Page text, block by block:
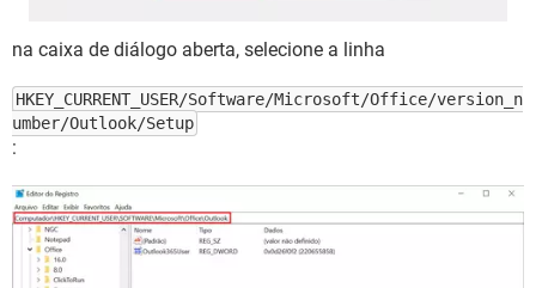
na caixa de diálogo aberta, selecione a linha
HKEY_CURRENT_USER/Software/Microsoft/Office/version_n
umber/Outlook/Setup
: